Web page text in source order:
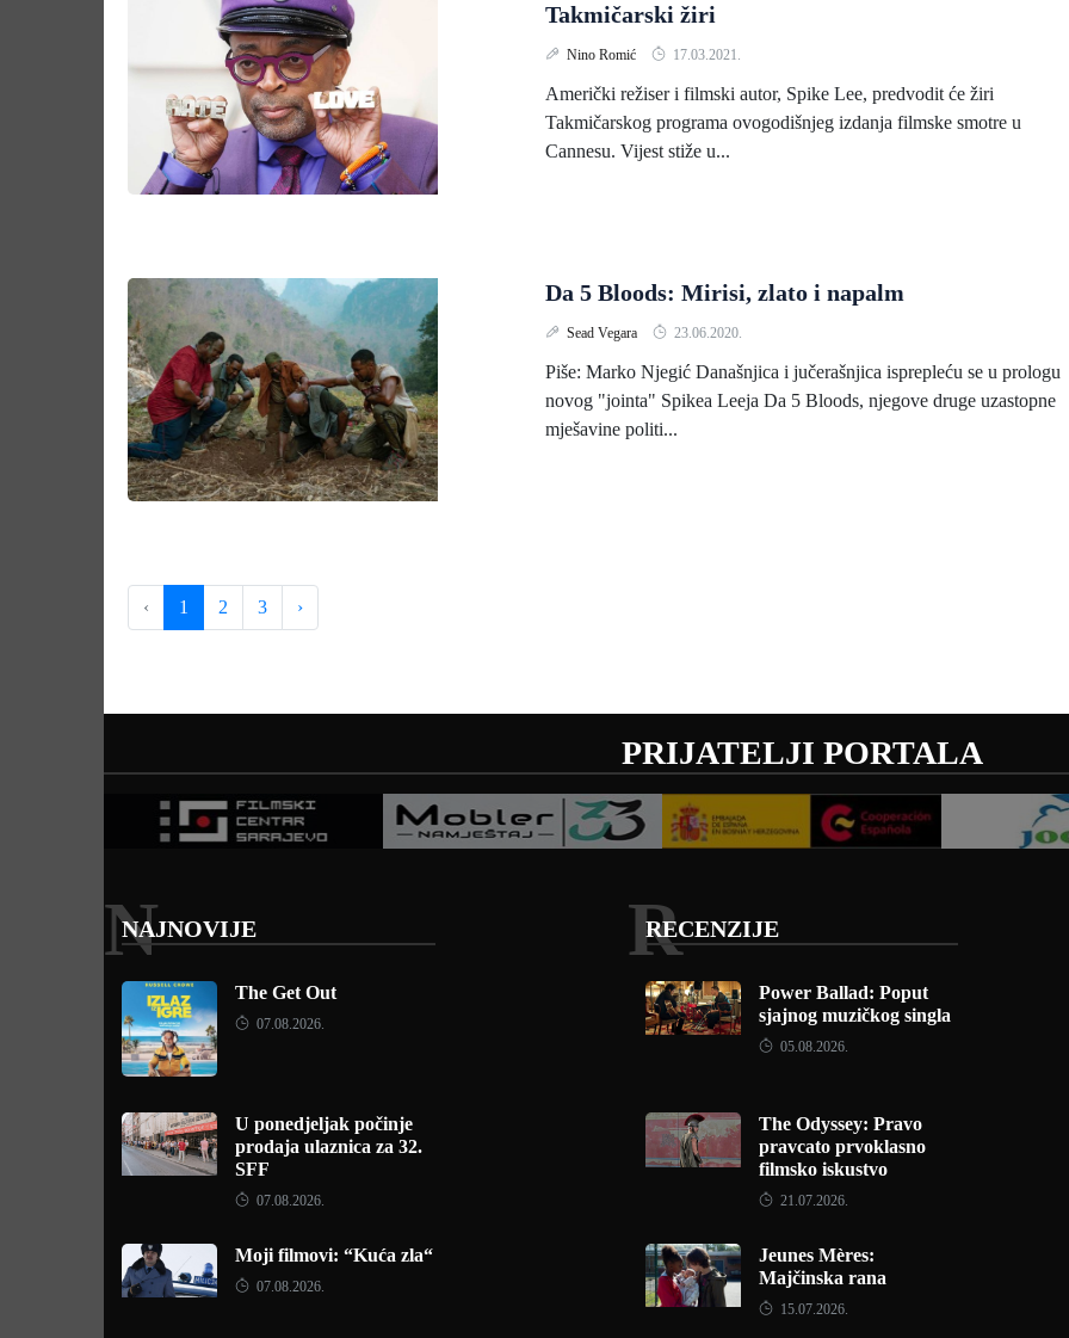
Takmičarski žiri
Nino Romić 17.03.2021.
Američki režiser i filmski autor, Spike Lee, predvodit će žiri
Takmičarskog programa ovogodišnjeg izdanja filmske smotre u
Cannesu. Vijest stiže u...
Da 5 Bloods: Mirisi, zlato i napalm
Sead Vegara 23.06.2020.
Piše: Marko Njegić Današnjica i jučerašnjica isprepleću se u prologu
novog "jointa" Spikea Leeja Da 5 Bloods, njegove druge uzastopne
mješavine politi...
‹ 1 2 3 ›
PRIJATELJI PORTALA
NAJNOVIJE
N
The Get Out
07.08.2026.
U ponedjeljak počinje
prodaja ulaznica za 32.
SFF
07.08.2026.
Moji filmovi: “Kuća zla“
07.08.2026.
RECENZIJE
R
Power Ballad: Poput
sjajnog muzičkog singla
05.08.2026.
The Odyssey: Pravo
pravcato prvoklasno
filmsko iskustvo
21.07.2026.
Jeunes Mères:
Majčinska rana
15.07.2026.